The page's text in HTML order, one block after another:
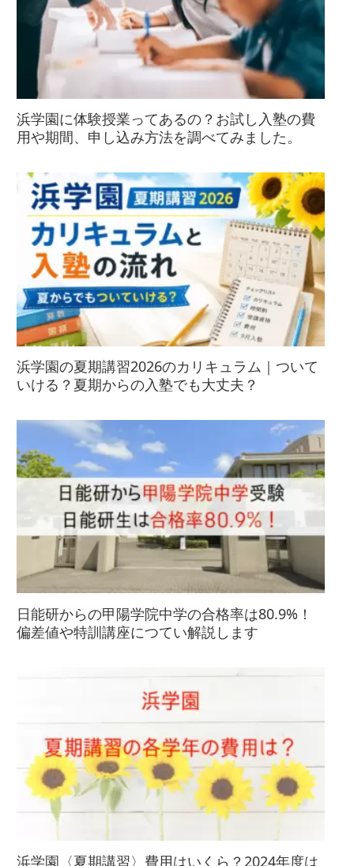
浜学園に体験授業ってあるの？お試し入塾の費
用や期間、申し込み方法を調べてみました。
浜学園の夏期講習2026のカリキュラム｜ついて
いける？夏期からの入塾でも大丈夫？
日能研からの甲陽学院中学の合格率は80.9%！
偏差値や特訓講座につてい解説します
浜学園〈夏期講習〉費用はいくら？2024年度は